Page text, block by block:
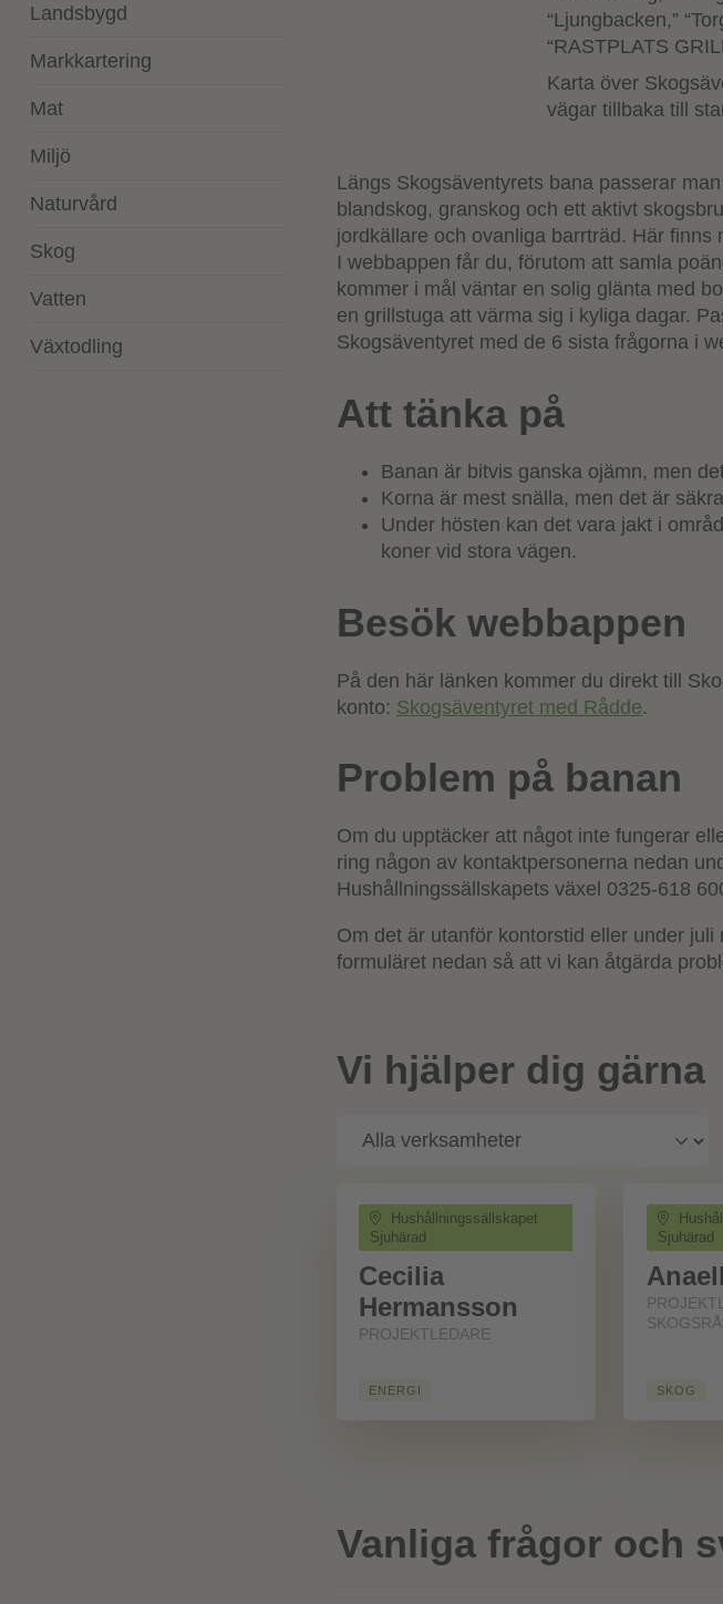
Landsbygd
Markkartering
Mat
Miljö
Naturvård
Skog
Vatten
Växtodling
Karta över
vägar tillbaka till
Längs Skogsäventyrets bana passerar
blandskog, granskog och ett aktivt
jordkällare och ovanliga barrträd. Här
I webbappen får du, förutom att samla
kommer i mål väntar en solig glänta med
en grillstuga att värma sig i kyliga dagar.
Skogsäventyret med de 6 sista frågorna i
Att tänka på
Banan är bitvis ganska ojämn, men
Korna är mest snälla, men det är
Under hösten kan det vara jakt i
koner vid stora vägen.
Besök webbappen
På den här länken kommer du direkt till
konto: Skogsäventyret med Rådde.
Problem på banan
Om du upptäcker att något inte fungerar
ring någon av kontaktpersonerna nedan
Hushållningssällskapets växel 0325-618
Om det är utanför kontorstid eller under
formuläret nedan så att vi kan åtgärda
Vi hjälper dig gärna
Hushållningssällskapet
Sjuhärad
Cecilia
Hermansson
PROJEKTLEDARE
ENERGI
Sjuhärad
SKOG
Vanliga frågor och